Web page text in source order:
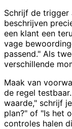
Schrijf de trigger
beschrijven
een klant een
vage
passend." Als
verschillende
Maak van
de regel
waarde," schrijf
plan?" of "Is het
controles halen